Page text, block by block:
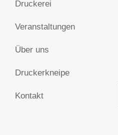
Druckerei
Veranstaltungen
Über uns
Druckerkneipe
Kontakt